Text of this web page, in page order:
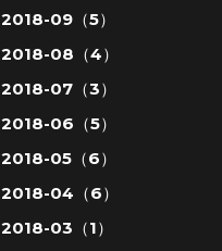
2018-09（5）
2018-08（4）
2018-07（3）
2018-06（5）
2018-05（6）
2018-04（6）
2018-03（1）